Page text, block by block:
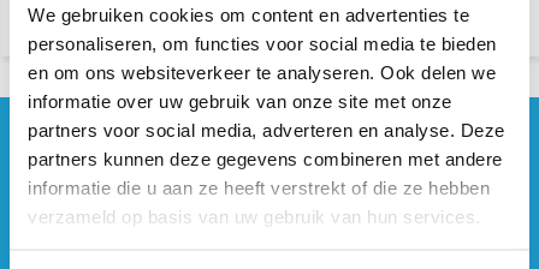
We gebruiken cookies om content en advertenties te
personaliseren, om functies voor social media te bieden
en om ons websiteverkeer te analyseren. Ook delen we
informatie over uw gebruik van onze site met onze
partners voor social media, adverteren en analyse. Deze
partners kunnen deze gegevens combineren met andere
informatie die u aan ze heeft verstrekt of die ze hebben
verzameld op basis van uw gebruik van hun services.
€ 19,50 € 8,75
Hulp nodig?
Neem contact op met onze
specialisten